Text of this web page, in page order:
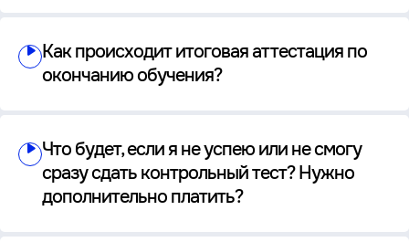
Как происходит итоговая аттестация по
окончанию обучения?
Что будет, если я не успею или не смогу
сразу сдать контрольный тест? Нужно
дополнительно платить?